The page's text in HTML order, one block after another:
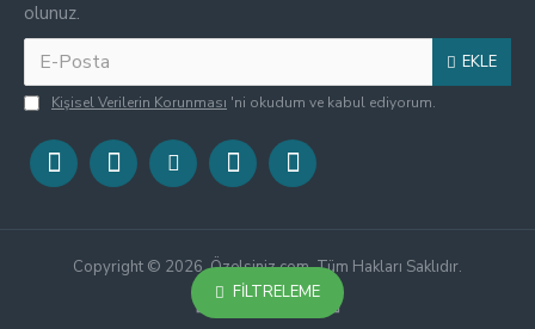
olunuz.
EKLE
Kişisel Verilerin Korunması 'ni okudum ve kabul ediyorum.
Copyright © 2026, Özelsiniz.com, Tüm Hakları Saklıdır.
FILTRELEME